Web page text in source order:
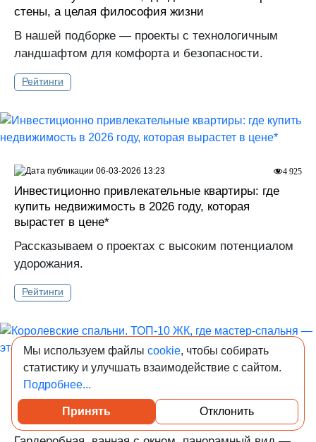
стены, а целая философия жизни
В нашей подборке — проекты с технологичным
ландшафтом для комфорта и безопасности.
Рейтинги
Инвестиционно привлекательные квартиры: где
купить недвижимость в 2026 году, которая
вырастет в цене*
Рассказываем о проектах с высоким потенциалом
удорожания.
Рейтинги
4 925
06-03-2026 13:23
Королевские спальни. ТОП-10 ЖК, где мастер-
спальня — это не просто название
Мы используем файлы cookie, чтобы собирать
статистику и улучшать взаимодействие с сайтом.
Подробнее...
Принять Отклонить